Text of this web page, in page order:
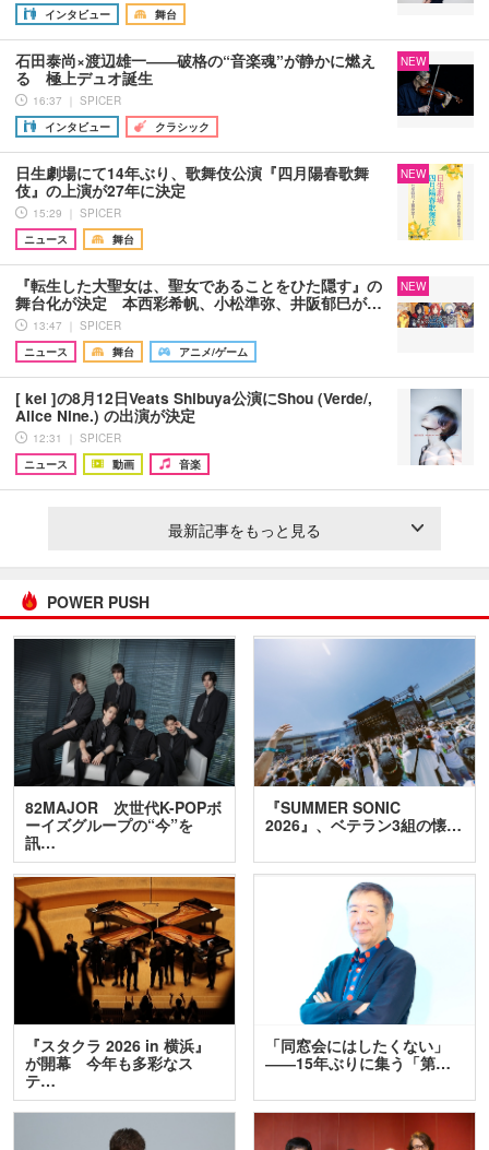
インタビュー
舞台
石田泰尚×渡辺雄一――破格の“音楽魂”が静かに燃え
る 極上デュオ誕生
16:37 ｜ SPICER
インタビュー
クラシック
NEW
日生劇場にて14年ぶり、歌舞伎公演『四月陽春歌舞
伎』の上演が27年に決定
15:29 ｜ SPICER
ニュース
舞台
NEW
『転生した大聖女は、聖女であることをひた隠す』の
舞台化が決定 本西彩希帆、小松準弥、井阪郁巳が…
13:47 ｜ SPICER
ニュース
舞台 アニメ/ゲーム
NEW
[ kei ]の8月12日Veats Shibuya公演にShou (Verde/,
Alice Nine.) の出演が決定
12:31 ｜ SPICER
ニュース
動画 音楽
最新記事をもっと見る
POWER PUSH
82MAJOR 次世代K-POPボ
ーイズグループの“今”を
訊…
『SUMMER SONIC
2026』、ベテラン3組の懐…
『スタクラ 2026 in 横浜』
が開幕 今年も多彩なス
テ…
「同窓会にはしたくない」
――15年ぶりに集う「第…